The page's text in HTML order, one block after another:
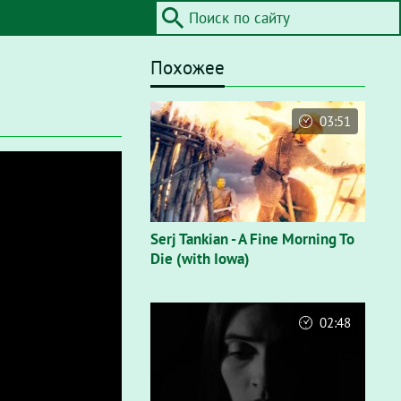
Похожее
Serj Tankian - A Fine Morning To
Die (with Iowa)
03:51
02:48